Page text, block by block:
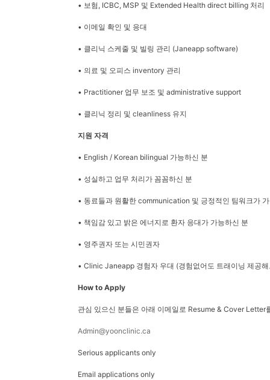
• 보험, ICBC, MSP 및 Extended Health direct billing 처리
• 이메일 확인 및 응대
• 클리닉 스케줄 및 빌링 관리 (Janeapp software)
• 의료 및 오피스 inventory 관리
• Practitioner 업무 보조 및 administrative support
• 클리닉 정리 및 cleanliness 유지
지원 자격
• English / Korean bilingual 가능하신 분
• 성실하고 업무 처리가 꼼꼼하신 분
• 동료들과 원활한 communication 및 긍정적인 팀워크가
• 책임감 있고 밝은 에너지로 환자 응대가 가능하신 분
• 영주권자 또는 시민권자
• Clinic Janeapp 경험자 우대 (경험없어도 트래이닝 제공
How to Apply
관심 있으신 분들은 아래 이메일로 Resume & Cover Letter
Admin@yoonclinic.ca
Serious applicants only
Email applications only